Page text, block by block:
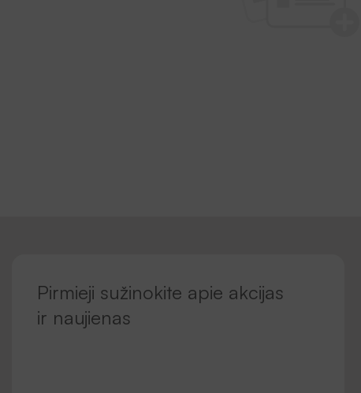
Pirmieji sužinokite apie akcijas
ir naujienas